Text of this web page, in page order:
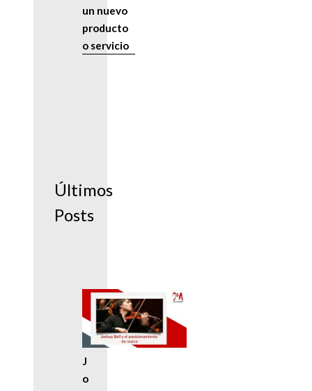
un nuevo
producto
o servicio
Últimos
Posts
J
o